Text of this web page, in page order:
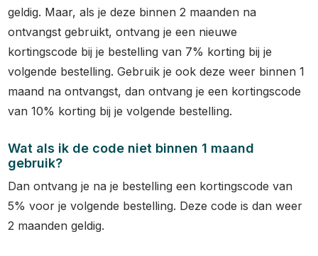
geldig. Maar, als je deze binnen 2 maanden na
ontvangst gebruikt, ontvang je een nieuwe
kortingscode bij je bestelling van 7% korting bij je
volgende bestelling. Gebruik je ook deze weer binnen 1
maand na ontvangst, dan ontvang je een kortingscode
van 10% korting bij je volgende bestelling.
Wat als ik de code niet binnen 1 maand
gebruik?
Dan ontvang je na je bestelling een kortingscode van
5% voor je volgende bestelling. Deze code is dan weer
2 maanden geldig.